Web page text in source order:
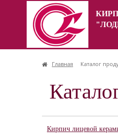
Главная Каталог
Кирпич лицевой